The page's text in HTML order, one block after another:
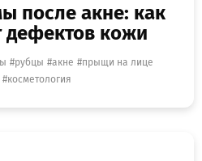
после акне: как
дефектов кожи
рубцы акне
прыщи на лице
косметология